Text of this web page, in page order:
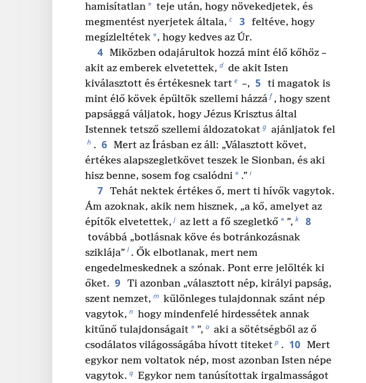
hamisítatlan* teje után, hogy növekedjetek, és
megmentést nyerjetek általa, c 3
feltéve, hogy
megízleltétek *, hogy kedves az Úr.
4 Miközben odajárultok hozzá mint élő kőhöz –
akit az emberek elvetettek, d de akit Isten
kiválasztott és értékesnek tart e –, 5
ti magatok is
mint élő kövek épültök szellemi házzá f , hogy szent
papsággá váljatok, hogy Jézus Krisztus által
Istennek tetsző szellemi áldozatokat g ajánljatok fel
h . 6 Mert az Írásban ez áll: „Választott követ,
értékes alapszegletkövet teszek le Sionban, és aki
hisz benne, sosem fog csalódni* .” i
7 Tehát nektek értékes ő, mert ti hívők vagytok.
Ám azoknak, akik nem hisznek, „a kő, amelyet az
építők elvetettek, j az lett a fő szegletkő * ”, k 8
továbbá „botlásnak köve és botránkozásnak
sziklája” l . Ők elbotlanak, mert nem
engedelmeskednek a szónak. Pont erre jelölték ki
őket. 9 Ti azonban „választott nép, királyi papság,
szent nemzet, m különleges tulajdonnak szánt nép
vagytok, n hogy mindenfelé hirdessétek annak
kitűnő tulajdonságait* ”, o aki a sötétségből az ő
csodálatos világosságába hívott titeket p . 10 Mert
egykor nem voltatok nép, most azonban Isten népe
vagytok. q Egykor nem tanúsítottak irgalmasságot